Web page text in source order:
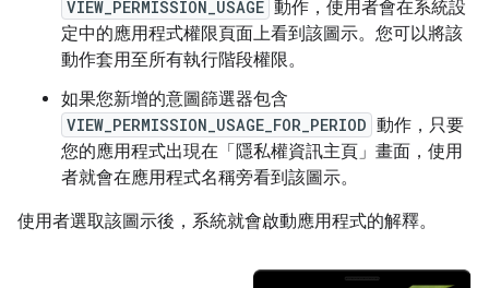
VIEW_PERMISSION_USAGE 動作，使用者會在系統設
定中的應用程式權限頁面上看到該圖示。您可以將該
動作套用至所有執行階段權限。
如果您新增的意圖篩選器包含
VIEW_PERMISSION_USAGE_FOR_PERIOD 動作，只要
您的應用程式出現在「隱私權資訊主頁」畫面，使用
者就會在應用程式名稱旁看到該圖示。
使用者選取該圖示後，系統就會啟動應用程式的解釋。